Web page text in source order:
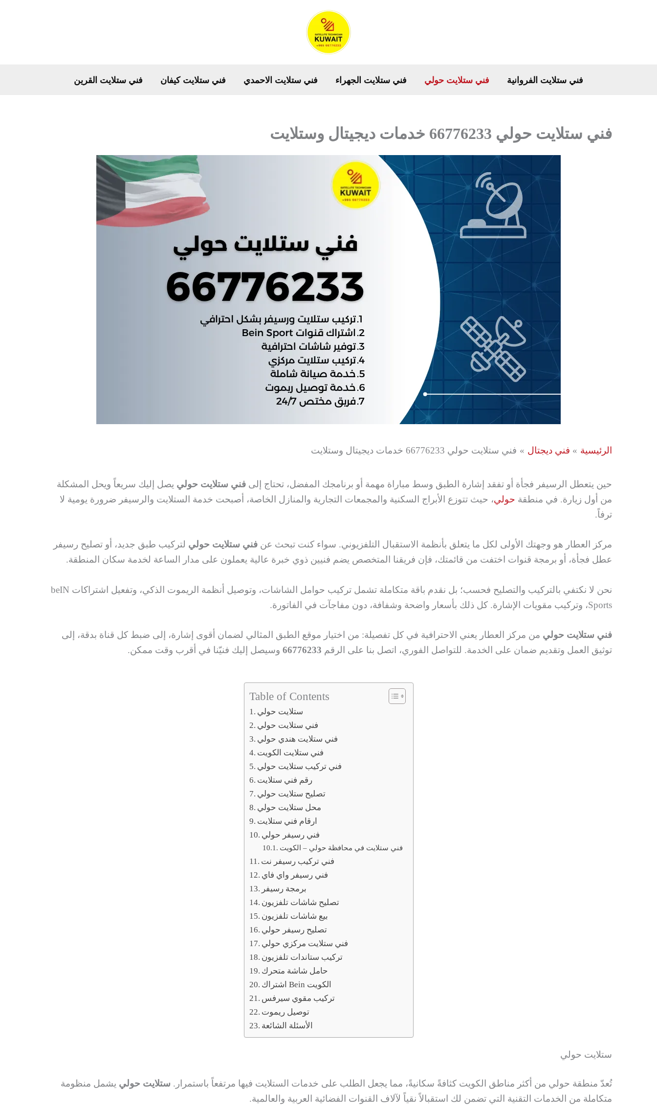
فني ستلايت الفروانية فني ستلايت حولي فني ستلايت الجهراء فني ستلايت الاحمدي فني ستلايت كيفان فني ستلايت القرين
فني ستلايت حولي 66776233 خدمات ديجيتال وستلايت
الرئيسية فني ديجتال فني ستلايت حولي 66776233 خدمات ديجيتال وستلايت
حين يتعطل الرسيفر فجأة أو تفقد إشارة الطبق وسط مباراة مهمة أو برنامجك المفضل، تحتاج إلى فني ستلايت حولي يصل إليك سريعاً ويحل المشكلة
من أول زيارة. في منطقة حولي، حيث تتوزع الأبراج السكنية والمجمعات التجارية والمنازل الخاصة، أصبحت خدمة الستلايت والرسيفر ضرورة يومية لا
ترفاً.
مركز العطار هو وجهتك الأولى لكل ما يتعلق بأنظمة الاستقبال التلفزيوني. سواء كنت تبحث عن فني ستلايت حولي لتركيب طبق جديد، أو تصليح رسيفر
عطل فجأة، أو برمجة قنوات اختفت من قائمتك، فإن فريقنا المتخصص يضم فنيين ذوي خبرة عالية يعملون على مدار الساعة لخدمة سكان المنطقة.
نحن لا نكتفي بالتركيب والتصليح فحسب؛ بل نقدم باقة متكاملة تشمل تركيب حوامل الشاشات، وتوصيل أنظمة الريموت الذكي، وتفعيل اشتراكات beIN
Sports، وتركيب مقويات الإشارة. كل ذلك بأسعار واضحة وشفافة، دون مفاجآت في الفاتورة.
فني ستلايت حولي من مركز العطار يعني الاحترافية في كل تفصيلة: من اختيار موقع الطبق المثالي لضمان أقوى إشارة، إلى ضبط كل قناة بدقة، إلى
توثيق العمل وتقديم ضمان على الخدمة. للتواصل الفوري، اتصل بنا على الرقم 66776233 وسيصل إليك فنيّنا في أقرب وقت ممكن.
Table of Contents
ستلايت حولي
فني ستلايت حولي
فني ستلايت هندي حولي
فني ستلايت الكويت
فني تركيب ستلايت حولي
رقم فني ستلايت
تصليح ستلايت حولي
محل ستلايت حولي
ارقام فني ستلايت
فني رسيفر حولي
فني ستلايت في محافظة حولي – الكويت
فني تركيب رسيفر نت
فني رسيفر واي فاي
برمجة رسيفر
تصليح شاشات تلفزيون
بيع شاشات تلفزيون
تصليح رسيفر حولي
فني ستلايت مركزي حولي
تركيب ستاندات تلفزيون
حامل شاشة متحرك
اشتراك Bein الكويت
تركيب مقوي سيرفس
توصيل ريموت
الأسئلة الشائعة
ستلايت حولي
تُعدّ منطقة حولي من أكثر مناطق الكويت كثافةً سكانيةً، مما يجعل الطلب على خدمات الستلايت فيها مرتفعاً باستمرار. ستلايت حولي يشمل منظومة
متكاملة من الخدمات التقنية التي تضمن لك استقبالاً نقياً لآلاف القنوات الفضائية العربية والعالمية.